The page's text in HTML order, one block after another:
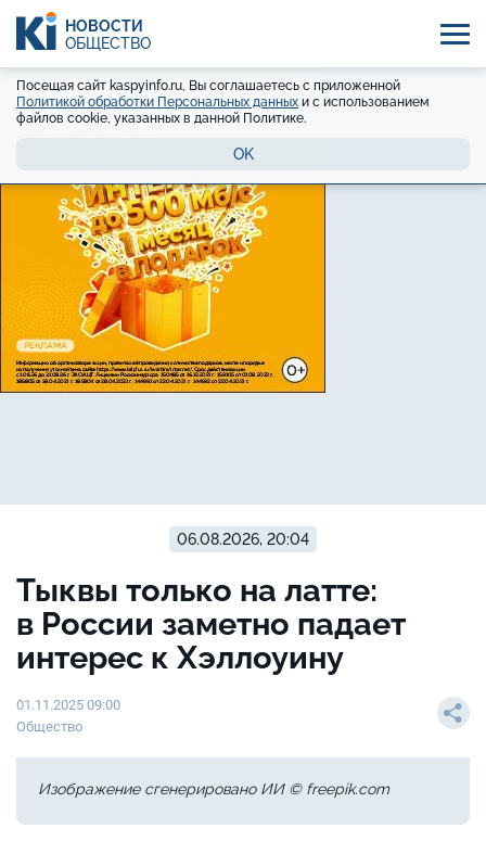
НОВОСТИ
ОБЩЕСТВО
Посещая сайт kaspyinfo.ru, Вы соглашаетесь с приложенной
Политикой обработки Персональных данных и с использованием
файлов cookie, указанных в данной Политике.
OK
06.08.2026, 20:04
Тыквы только на латте:
в России заметно падает
интерес к Хэллоуину
01.11.2025 09:00
Общество
Изображение сгенерировано ИИ © freepik.com